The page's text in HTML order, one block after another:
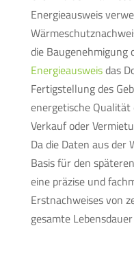
Energieausweis
die
Energieausweisdas
Fertigstellung des
energetische
Verkauf oder
Da die Daten aus
Basis für den
eine präzise und
Erstnachweises von
gesamte